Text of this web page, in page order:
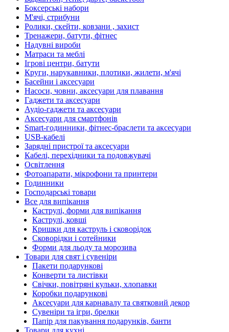
Боксерські набори
М'ячі, стрибуни
Ролики, скейти, ковзани , захист
Тренажери, батути, фітнес
Надувні вироби
Матраси та меблі
Ігрові центри, батути
Круги, нарукавники, плотики, жилети, м'ячі
Басейни і аксесуари
Насоси, човни, аксесуари для плавання
Гаджети та аксесуари
Аудіо-гаджети та аксесуари
Аксесуари для смартфонів
Smart-годинники, фітнес-браслети та аксесуари
USB-кабелі
Зарядні пристрої та аксесуари
Кабелі, перехідники та подовжувачі
Освітлення
Фотоапарати, мікрофони та принтери
Годинники
Господарські товари
Все для випікання
Каструлі, форми для випікання
Каструлі, ковші
Кришки для каструль і сковорідок
Сковорідки і сотейники
Форми для льоду та морозива
Товари для свят і сувеніри
Пакети подарункові
Конверти та листівки
Свічки, повітряні кульки, хлопавки
Коробки подарункові
Аксесуари для карнавалу та святковий декор
Сувеніри та ігри, брелки
Папір для пакування подарунків, банти
Товари для кухні